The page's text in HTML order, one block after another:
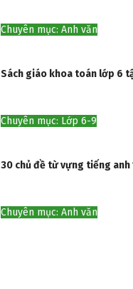
Chuyên mục: Anh văn
Sách giáo khoa toán lớp 6
Chuyên mục: Lớp 6-9
30 chủ đề từ vựng tiếng anh
Chuyên mục: Anh văn